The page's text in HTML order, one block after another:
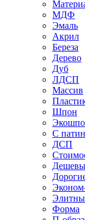
МДФ
Эмаль
Акрил
Береза
Дерево
Дуб
ЛДСП
Массив
Шпон
С
ДСП
Форма